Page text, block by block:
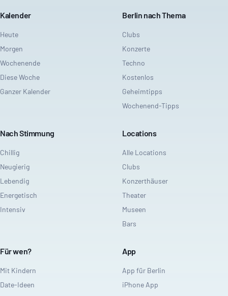
Kalender
Heute
Morgen
Wochenende
Diese Woche
Ganzer Kalender
Berlin nach Thema
Clubs
Konzerte
Techno
Kostenlos
Geheimtipps
Wochenend-Tipps
Nach Stimmung
Chillig
Neugierig
Lebendig
Energetisch
Intensiv
Locations
Alle Locations
Clubs
Konzerthäuser
Theater
Museen
Bars
Für wen?
Mit Kindern
Date-Ideen
App
App für Berlin
iPhone App